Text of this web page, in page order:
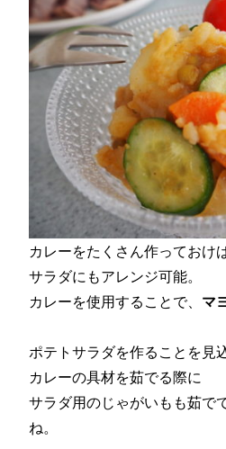
カレーをたくさん作っておけば
サラダにもアレンジ可能。
カレーを使用することで、 マ
ポテトサラダを作ることを見
カレーの具材を茹でる際に
サラダ用のじゃがいもも茹で
ね。